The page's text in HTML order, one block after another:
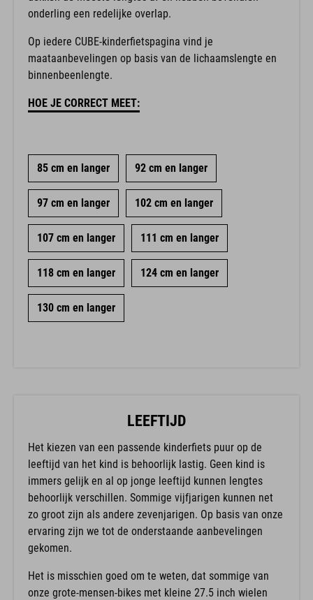
onderling een redelijke overlap.
Op iedere CUBE-kinderfietspagina vind je
maataanbevelingen op basis van de lichaamslengte en
binnenbeenlengte.
HOE JE CORRECT MEET:
85 cm en langer 92 cm en langer
97 cm en langer 102 cm en langer
107 cm en langer 111 cm en langer
118 cm en langer 124 cm en langer
130 cm en langer
LEEFTIJD
Het kiezen van een passende kinderfiets puur op de
leeftijd van het kind is behoorlijk lastig. Geen kind is
immers gelijk en al op jonge leeftijd kunnen lengtes
behoorlijk verschillen. Sommige vijfjarigen kunnen net
zo groot zijn als andere zevenjarigen. Op basis van onze
ervaring zijn we tot de onderstaande aanbevelingen
gekomen.
Het is misschien goed om te weten, dat sommige van
onze grote-mensen-bikes met kleine 27.5 inch wielen